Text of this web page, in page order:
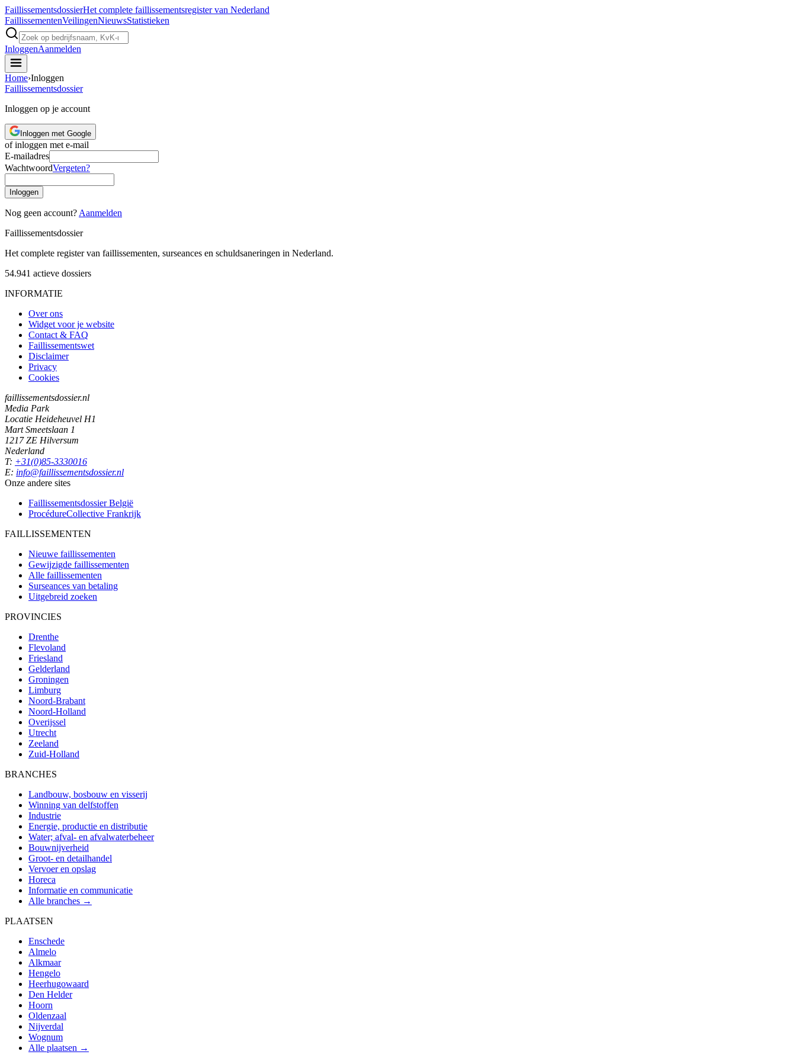
FaillissementsdossierHet complete faillissementsregister van Nederland
FaillissementenVeilingenNieuwsStatistieken
InloggenAanmelden
Home›Inloggen
Faillissementsdossier
Inloggen op je account
Inloggen met Google
of inloggen met e-mail
E-mailadres
WachtwoordVergeten?
Inloggen
Nog geen account? Aanmelden
Faillissementsdossier
Het complete register van faillissementen, surseances en schuldsaneringen in Nederland.
54.941 actieve dossiers
INFORMATIE
Over ons
Widget voor je website
Contact & FAQ
Faillissementswet
Disclaimer
Privacy
Cookies
faillissementsdossier.nl
Media Park
Locatie Heideheuvel H1
Mart Smeetslaan 1
1217 ZE Hilversum
Nederland
T: +31(0)85-3330016
E: info@faillissementsdossier.nl
Onze andere sites
Faillissementsdossier België
ProcédureCollective Frankrijk
FAILLISSEMENTEN
Nieuwe faillissementen
Gewijzigde faillissementen
Alle faillissementen
Surseances van betaling
Uitgebreid zoeken
PROVINCIES
Drenthe
Flevoland
Friesland
Gelderland
Groningen
Limburg
Noord-Brabant
Noord-Holland
Overijssel
Utrecht
Zeeland
Zuid-Holland
BRANCHES
Landbouw, bosbouw en visserij
Winning van delfstoffen
Industrie
Energie, productie en distributie
Water; afval- en afvalwaterbeheer
Bouwnijverheid
Groot- en detailhandel
Vervoer en opslag
Horeca
Informatie en communicatie
Alle branches →
PLAATSEN
Enschede
Almelo
Alkmaar
Hengelo
Heerhugowaard
Den Helder
Hoorn
Oldenzaal
Nijverdal
Wognum
Alle plaatsen →